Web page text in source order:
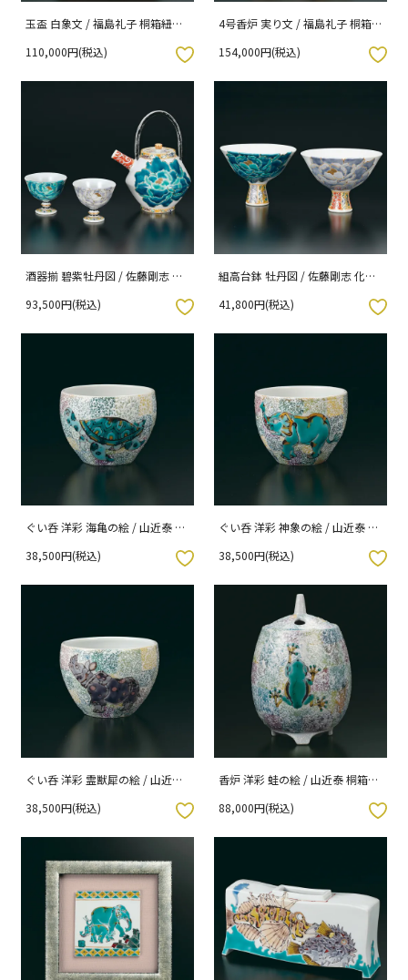
玉盃 白象文 / 福島礼子 桐箱紐通
110,000円(税込)
4号香炉 実り文 / 福島礼子 桐箱
154,000円(税込)
お気に入りボタン
酒器揃 碧紫牡丹図 / 佐藤剛志 木
93,500円(税込)
組高台鉢 牡丹図 / 佐藤剛志 化粧
41,800円(税込)
お気に入りボタン
ぐい呑 洋彩 海亀の絵 / 山近泰 桐
38,500円(税込)
ぐい呑 洋彩 神象の絵 / 山近泰 桐
38,500円(税込)
お気に入りボタン
ぐい呑 洋彩 霊獣犀の絵 / 山近泰
38,500円(税込)
香炉 洋彩 蛙の絵 / 山近泰 桐箱紐
88,000円(税込)
お気に入りボタン